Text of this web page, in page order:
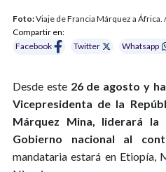
Foto:Viaje de Francia Márquez a África.
Compartir en:
Facebook
Twitter Whatsapp
Desde este 26 de agosto y
Vicepresidenta de la
Márquez Mina, liderará
Gobierno nacional al
mandataria estará en Etiopía,